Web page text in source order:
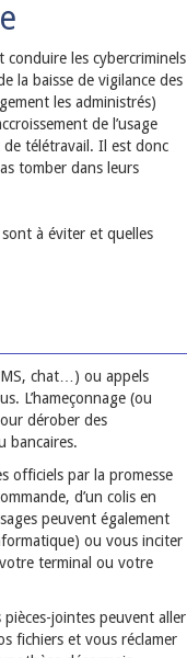
conduire les cybercriminels
la baisse de vigilance des
les administrés)
de l’usage
télétravail. Il est donc
tomber dans leurs
à éviter et quelles
chat…) ou appels
L’hameçonnage (ou
dérober des
bancaires.
officiels par la promesse
d’un colis en
peuvent également
ou vous inciter
terminal ou votre
pièces-jointes peuvent aller
fichiers et vous réclamer